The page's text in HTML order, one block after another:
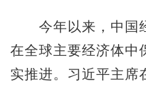
今年以来，中国经
在全球主要经济体中
实推进。习近平主席